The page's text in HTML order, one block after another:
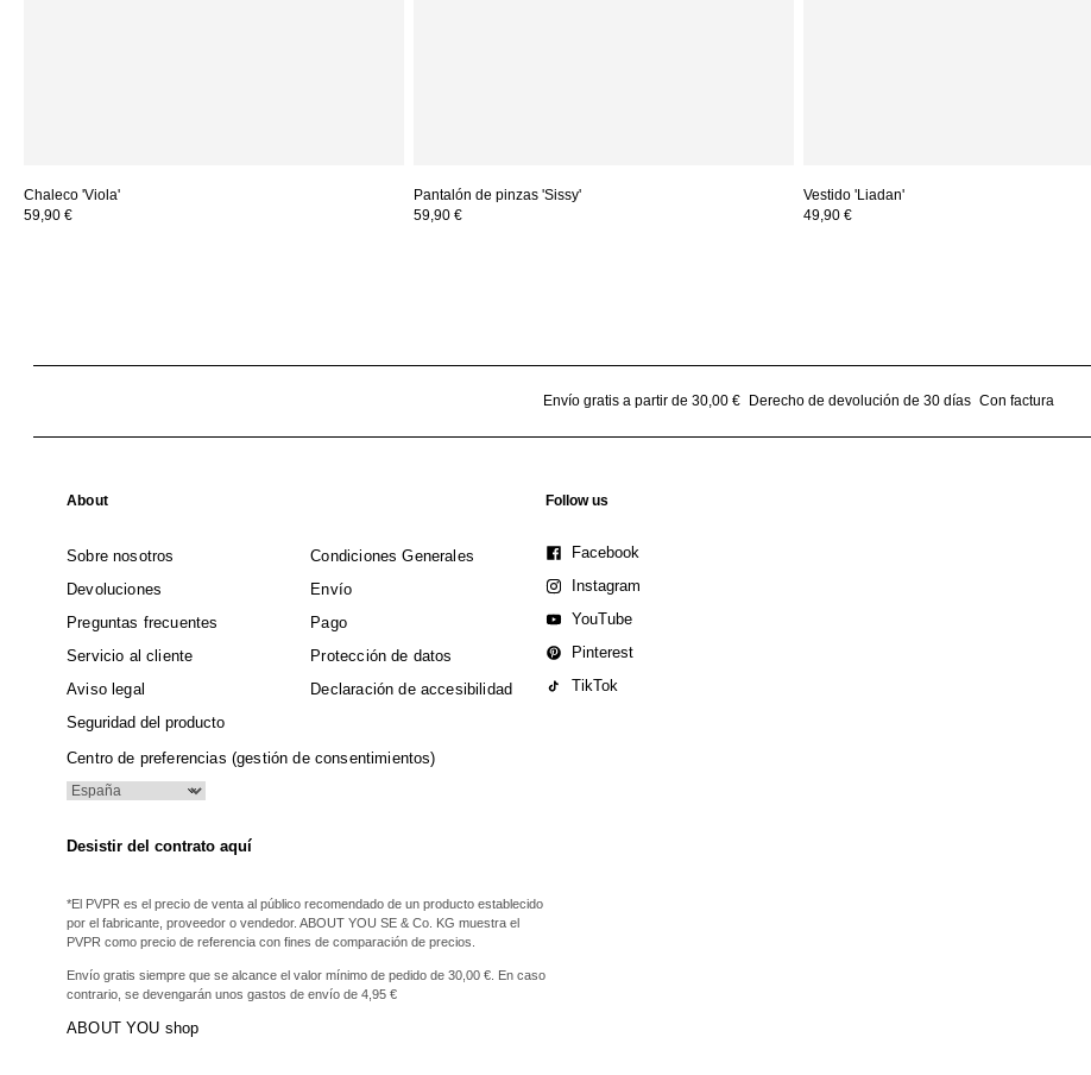
Chaleco 'Viola'
59,90 €
Pantalón de pinzas 'Sissy'
59,90 €
Vestido 'Liadan'
49,90 €
Envío gratis a partir de 30,00 € Derecho de devolución de 30 días Con factura
About
Sobre nosotros
Condiciones Generales
Devoluciones
Envío
Preguntas frecuentes
Pago
Servicio al cliente
Protección de datos
Aviso legal
Declaración de accesibilidad
Seguridad del producto
Centro de preferencias (gestión de consentimientos)
Desistir del contrato aquí
*El PVPR es el precio de venta al público recomendado de un producto establecido
por el fabricante, proveedor o vendedor. ABOUT YOU SE & Co. KG muestra el
PVPR como precio de referencia con fines de comparación de precios.
Envío gratis siempre que se alcance el valor mínimo de pedido de 30,00 €. En caso
contrario, se devengarán unos gastos de envío de 4,95 €
ABOUT YOU shop
Follow us
Facebook
Instagram
YouTube
Pinterest
TikTok